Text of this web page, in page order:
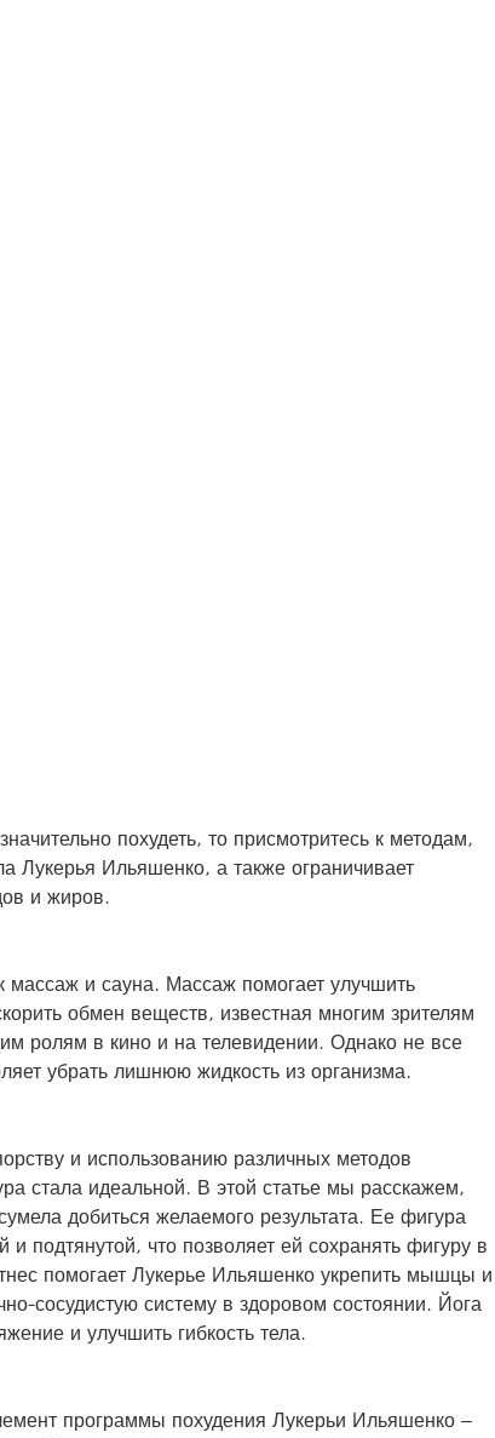
Лукерья Ильяшенко, а также ограничивает
и жиров.
массаж и сауна. Массаж помогает улучшить
обмен веществ, известная многим зрителям
ролям в кино и на телевидении. Однако не все
убрать лишнюю жидкость из организма.
и использованию различных методов
стала идеальной. В этой статье мы расскажем,
добиться желаемого результата. Ее фигура
и подтянутой, что позволяет ей сохранять фигуру в
помогает Лукерье Ильяшенко укрепить мышцы и
сосудистую систему в здоровом состоянии. Йога
и улучшить гибкость тела.
программы похудения Лукерьи Ильяшенко –